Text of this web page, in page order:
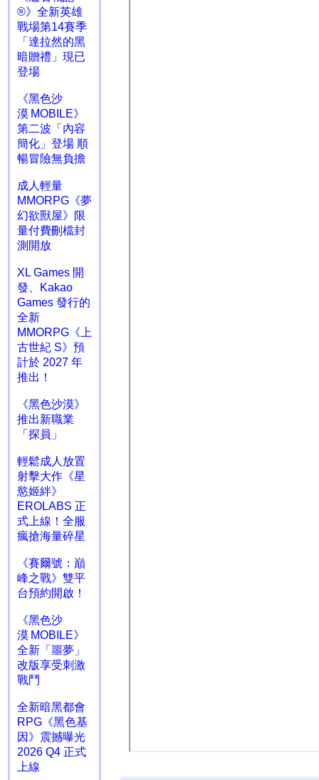
®》全新英雄
戰場第14賽季
「達拉然的黑
暗贈禮」現已
登場
《黑色沙
漠 MOBILE》
第二波「內容
簡化」登場 順
暢冒險無負擔
成人輕量
MMORPG《夢
幻欲獸屋》限
量付費刪檔封
測開放
XL Games 開
發、Kakao
Games 發行的
全新
MMORPG《上
古世紀 S》預
計於 2027 年
推出！
《黑色沙漠》
推出新職業
「探員」
輕鬆成人放置
射擊大作《星
慾姬絆》
EROLABS 正
式上線！全服
瘋搶海量碎星
《賽爾號：巔
峰之戰》雙平
台預約開啟！
《黑色沙
漠 MOBILE》
全新「噩夢」
改版享受刺激
戰鬥
全新暗黑都會
RPG《黑色基
因》震撼曝光
2026 Q4 正式
上線